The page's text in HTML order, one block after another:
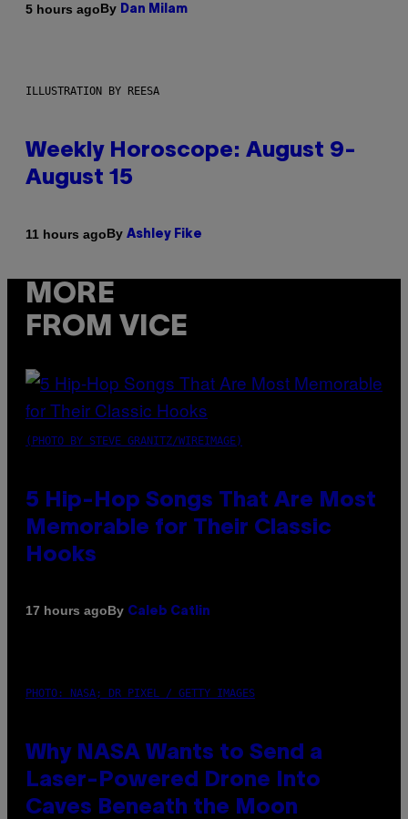
5 hours agoBy Dan Milam
ILLUSTRATION BY REESA
Weekly Horoscope: August 9-
August 15
11 hours agoBy Ashley Fike
MORE
FROM VICE
(PHOTO BY STEVE GRANITZ/WIREIMAGE)
5 Hip-Hop Songs That Are Most
Memorable for Their Classic
Hooks
17 hours agoBy Caleb Catlin
PHOTO: NASA; DR PIXEL / GETTY IMAGES
Why NASA Wants to Send a
Laser-Powered Drone Into
Caves Beneath the Moon